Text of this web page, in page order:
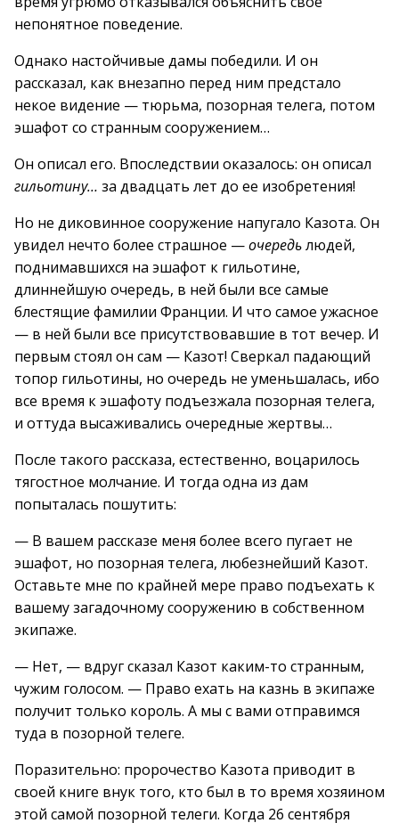
непонятное поведение.
Однако настойчивые дамы победили. И он
рассказал, как внезапно перед ним предстало
некое видение — тюрьма, позорная телега, потом
эшафот со странным сооружением…
Он описал его. Впоследствии оказалось: он описал
гильотину… за двадцать лет до ее изобретения!
Но не диковинное сооружение напугало Казота. Он
увидел нечто более страшное —очередьлюдей,
поднимавшихся на эшафот к гильотине,
длиннейшую очередь, в ней были все самые
блестящие фамилии Франции. И что самое ужасное
— в ней были все присутствовавшие в тот вечер. И
первым стоял он сам — Казот! Сверкал падающий
топор гильотины, но очередь не уменьшалась, ибо
все время к эшафоту подъезжала позорная телега,
и оттуда высаживались очередные жертвы…
После такого рассказа, естественно, воцарилось
тягостное молчание. И тогда одна из дам
попыталась пошутить:
— В вашем рассказе меня более всего пугает не
эшафот, но позорная телега, любезнейший Казот.
Оставьте мне по крайней мере право подъехать к
вашему загадочному сооружению в собственном
экипаже.
— Нет, — вдруг сказал Казот каким-то странным,
чужим голосом. — Право ехать на казнь в экипаже
получит только король. А мы с вами отправимся
туда в позорной телеге.
Поразительно: пророчество Казота приводит в
своей книге внук того, кто был в то время хозяином
этой самой позорной телеги. Когда 26 сентября